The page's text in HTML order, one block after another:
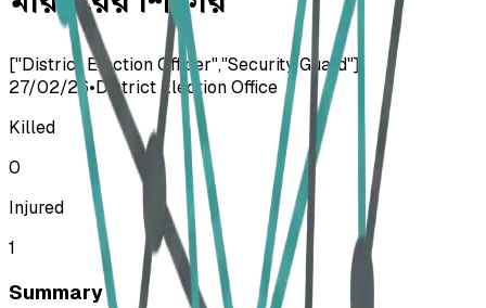
["District Election Officer","Security Guard"]
27/02/26•District Election Office
Killed
0
Injured
1
Summary